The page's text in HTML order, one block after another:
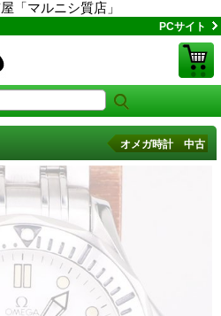
「マルニシ質店」
PCサイト
オメガ時計 中古